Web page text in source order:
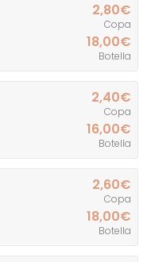
2,80€
Copa
18,00€
Botella
2,40€
Copa
16,00€
Botella
2,60€
Copa
18,00€
Botella